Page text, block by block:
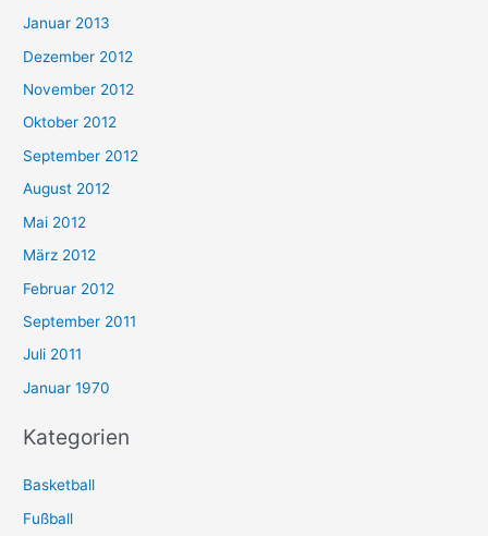
Januar 2013
Dezember 2012
November 2012
Oktober 2012
September 2012
August 2012
Mai 2012
März 2012
Februar 2012
September 2011
Juli 2011
Januar 1970
Kategorien
Basketball
Fußball